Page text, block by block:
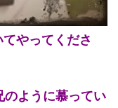
やってくださ
のように慕ってい